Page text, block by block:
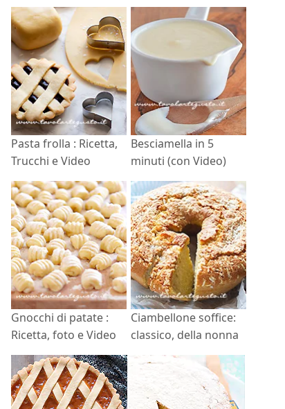
Pasta frolla : Ricetta,
Trucchi e Video
Besciamella in 5
minuti (con Video)
Gnocchi di patate :
Ricetta, foto e Video
Ciambellone soffice:
classico, della nonna